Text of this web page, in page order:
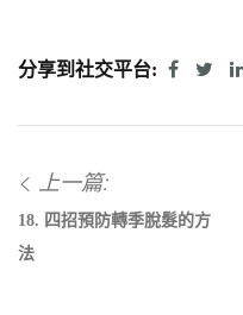
分享到社交平台:
上一篇:
18. 四招預防轉季脫髮的方
法